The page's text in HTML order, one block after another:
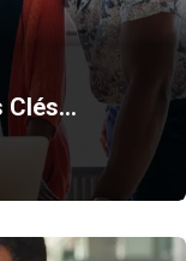
Clés…